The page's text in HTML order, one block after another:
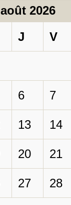
août 2026
J V
6 7
13 14
20 21
27 28